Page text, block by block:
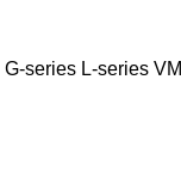
G-series L-series VM